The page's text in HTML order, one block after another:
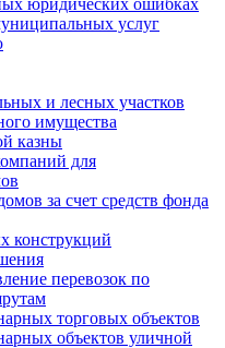
юридических ошибках
услуг
и лесных участков
имущества
казны
для
за счет средств фонда
конструкций
перевозок по
торговых объектов
объектов уличной